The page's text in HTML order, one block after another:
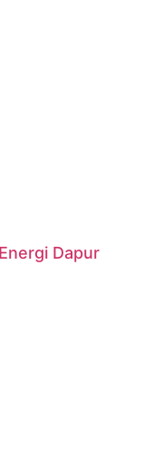
Dapur